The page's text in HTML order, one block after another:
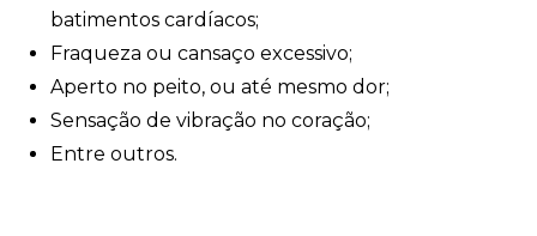
batimentos cardíacos;
Fraqueza ou cansaço excessivo;
Aperto no peito, ou até mesmo dor;
Sensação de vibração no coração;
Entre outros.